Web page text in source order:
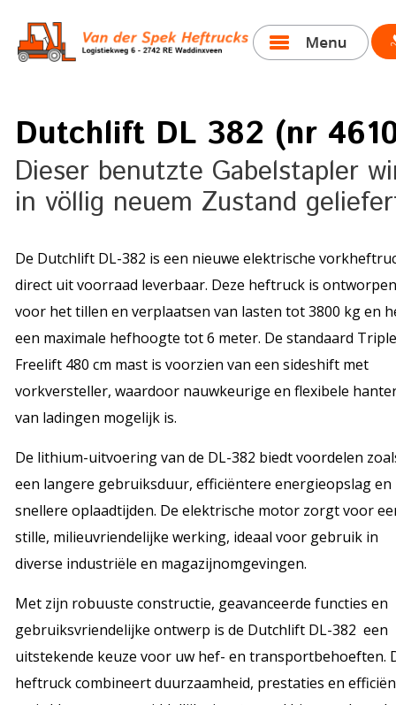
Dutchlift DL 382 (nr
Dieser benutzte Gabelstapler
in völlig neuem Zustand
De Dutchlift DL-382 is een nieuwe elektrische
direct uit voorraad leverbaar. Deze heftruck is ontworpen
voor het tillen en verplaatsen van lasten tot 3800 kg en
een maximale hefhoogte tot 6 meter. De standaard
Freelift 480 cm mast is voorzien van een sideshift met
vorkversteller, waardoor nauwkeurige en flexibele
van ladingen mogelijk is.
De lithium-uitvoering van de DL-382 biedt voordelen
een langere gebruiksduur, efficiëntere energieopslag en
snellere oplaadtijden. De elektrische motor zorgt voor
stille, milieuvriendelijke werking, ideaal voor gebruik in
diverse industriële en magazijnomgevingen.
Met zijn robuuste constructie, geavanceerde functies en
gebruiksvriendelijke ontwerp is de Dutchlift DL-382 een
uitstekende keuze voor uw hef- en transportbehoeften.
heftruck combineert duurzaamheid, prestaties en